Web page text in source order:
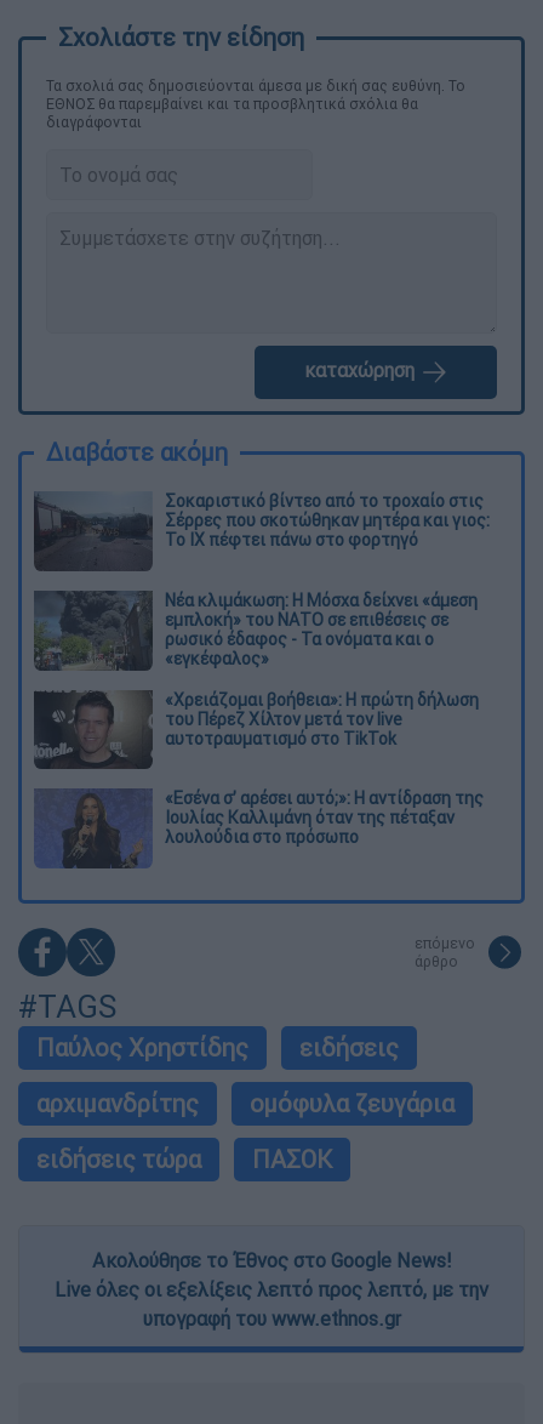
Τα σχολιά σας δημοσιεύονται άμεσα με δική σας ευθύνη. Το
ΕΘΝΟΣ θα παρεμβαίνει και τα προσβλητικά σχόλια θα
διαγράφονται
καταχώρηση
Διαβάστε ακόμη
Σοκαριστικό βίντεο από το τροχαίο στις
Σέρρες που σκοτώθηκαν μητέρα και γιος:
Το ΙΧ πέφτει πάνω στο φορτηγό
Νέα κλιμάκωση: Η Μόσχα δείχνει «άμεση
εμπλοκή» του ΝΑΤΟ σε επιθέσεις σε
ρωσικό έδαφος - Τα ονόματα και ο
«εγκέφαλος»
«Χρειάζομαι βοήθεια»: Η πρώτη δήλωση
του Πέρεζ Χίλτον μετά τον live
αυτοτραυματισμό στο TikTok
«Εσένα σ’ αρέσει αυτό;»: Η αντίδραση της
Ιουλίας Καλλιμάνη όταν της πέταξαν
λουλούδια στο πρόσωπο
επόμενο
άρθρο
#TAGS
Παύλος Χρηστίδης
ειδήσεις
αρχιμανδρίτης
ομόφυλα ζευγάρια
ειδήσεις τώρα
ΠΑΣΟΚ
Ακολούθησε το Έθνος στο Google News!
Live όλες οι εξελίξεις λεπτό προς λεπτό, με την
υπογραφή του www.ethnos.gr